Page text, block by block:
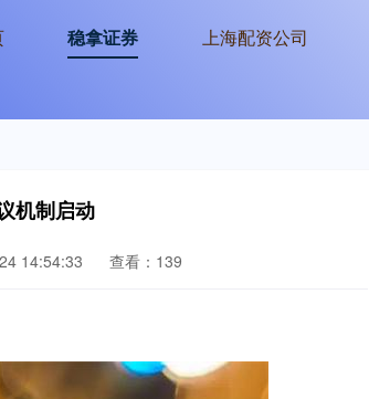
稳拿证券 上海配资公司
机制启动
14:54:33 查看：139